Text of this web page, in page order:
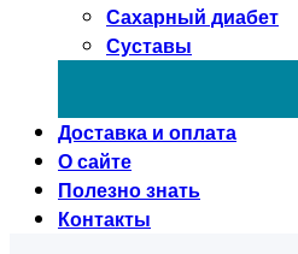
Сахарный диабет
Суставы
Доставка и оплата
О сайте
Полезно знать
Контакты